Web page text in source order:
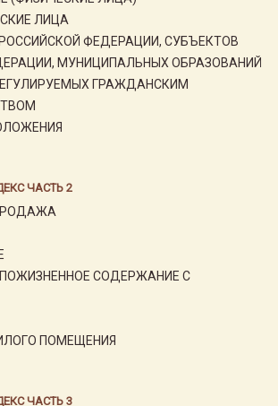
ЛИЦА
РОССИЙСКОЙ ФЕДЕРАЦИИ, СУБЪЕКТОВ
МУНИЦИПАЛЬНЫХ ОБРАЗОВАНИЙ
ГРАЖДАНСКИМ
ЧАСТЬ 2
ПОЖИЗНЕННОЕ СОДЕРЖАНИЕ С
ПОМЕЩЕНИЯ
ЧАСТЬ 3